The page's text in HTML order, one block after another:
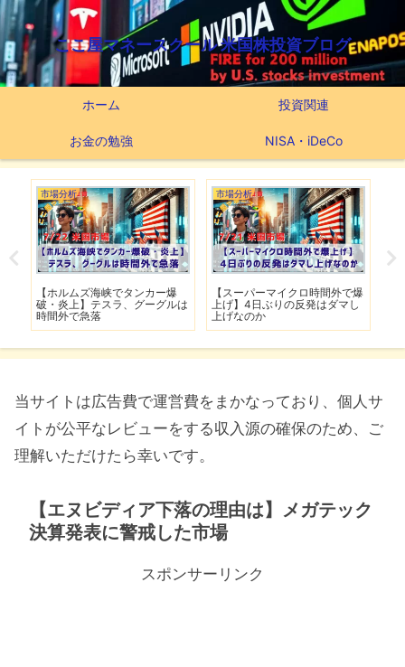
ここ屋マネースクール 米国株投資ブログ
ホーム 投資関連
お金の勉強 NISA・iDeCo
市場分析
【ホルムズ海峡でタンカー爆
破・炎上】テスラ、グーグルは
時間外で急落
市場分析
【スーパーマイクロ時間外で爆
上げ】4日ぶりの反発はダマし
上げなのか
当サイトは広告費で運営費をまかなっており、個人サ
イトが公平なレビューをする収入源の確保のため、ご
理解いただけたら幸いです。
【エヌビディア下落の理由は】メガテック
決算発表に警戒した市場
スポンサーリンク